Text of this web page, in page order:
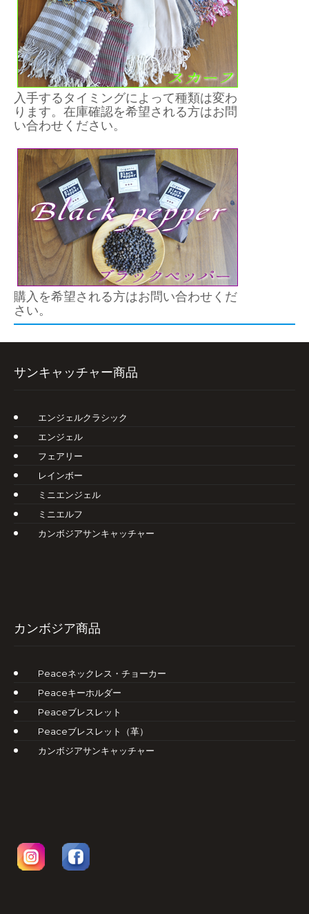
入手するタイミングによって種類は変わ
ります。在庫確認を希望される方はお問
い合わせください。
購入を希望される方はお問い合わせくだ
さい。
サンキャッチャー商品
エンジェルクラシック
エンジェル
フェアリー
レインボー
ミニエンジェル
ミニエルフ
カンボジアサンキャッチャー
カンボジア商品
Peaceネックレス・チョーカー
Peaceキーホルダー
Peaceブレスレット
Peaceブレスレット（革）
カンボジアサンキャッチャー